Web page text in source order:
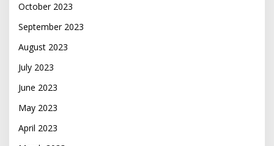
October 2023
September 2023
August 2023
July 2023
June 2023
May 2023
April 2023